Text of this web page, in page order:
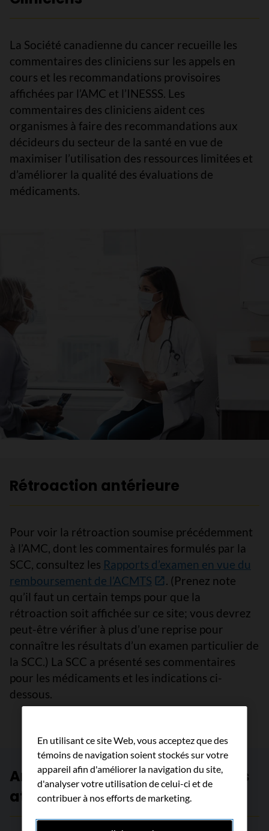
La Société canadienne du cancer recueille les
commentaires des cliniciens sur les appels en
cours et les recommandations provisoires
affichées par l’AMC et l’INESSS. Les
commentaires des cliniciens aident ces
organismes à faire des recommandations aux
décideurs du secteur de la santé en vue de
maximiser l’utilisation des ressources limitées et
d’améliorer la qualité des évaluations de
médicaments.
Rétroaction antérieure
Pour voir la rétroaction soumise précédemment
à l’AMC, dont les commentaires formulés par la
SCC, consultez les Rapports d’examen en vue du
remboursement de l’ACMTS
. (Prenez note
qu’il faut un certain temps pour que la
rétroaction soit affichée sur ce site; vous devrez
peut-être vérifier à plus d’une reprise pour
connaître les résultats d’un examen particulier de
la SCC.) La SCC a présenté ses commentaires
pour les médicaments et les indications ci-
dessous.
Amplifiez les voix des personnes
atteintes de cancer
En utilisant ce site Web, vous acceptez que des
témoins de navigation soient stockés sur votre
appareil afin d'améliorer la navigation du site,
d'analyser votre utilisation de celui-ci et de
contribuer à nos efforts de marketing.